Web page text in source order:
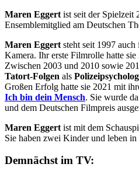
Maren Eggert ist seit der Spielzeit
Ensemblemitglied am Deutschen
Maren Eggert steht seit 1997
Kamera. Ihr erste Filmrolle hatte
Zwischen 2003 und 2010 sowie
Tatort-Folgen als
Großen Erfolg hatte sie 2021 mit
Ich bin dein Mensch. Sie wurde
und dem Deutschen Filmpreis
Maren Eggert ist mit dem
Sie haben zwei Kinder und leben
Demnächst im TV: